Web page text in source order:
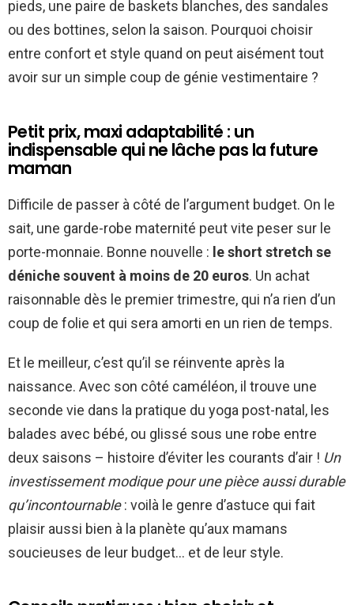
pieds, une paire de baskets blanches, des sandales
ou des bottines, selon la saison. Pourquoi choisir
entre confort et style quand on peut aisément tout
avoir sur un simple coup de génie vestimentaire ?
Petit prix, maxi adaptabilité : un
indispensable qui ne lâche pas la future
maman
Difficile de passer à côté de l’argument budget. On le
sait, une garde-robe maternité peut vite peser sur le
porte-monnaie. Bonne nouvelle : le short stretch se
déniche souvent à moins de 20 euros. Un achat
raisonnable dès le premier trimestre, qui n’a rien d’un
coup de folie et qui sera amorti en un rien de temps.
Et le meilleur, c’est qu’il se réinvente après la
naissance. Avec son côté caméléon, il trouve une
seconde vie dans la pratique du yoga post-natal, les
balades avec bébé, ou glissé sous une robe entre
deux saisons – histoire d’éviter les courants d’air ! Un
investissement modique pour une pièce aussi durable
qu’incontournable: voilà le genre d’astuce qui fait
plaisir aussi bien à la planète qu’aux mamans
soucieuses de leur budget… et de leur style.